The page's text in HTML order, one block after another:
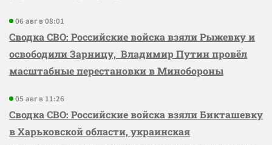
06 авг в 08:01
Сводка СВО: Российские войска взяли Рыжевку и
освободили Зарницу, Владимир Путин провёл
масштабные перестановки в Минобороны
05 авг в 11:26
Сводка СВО: Российские войска взяли Бикташевку
в Харьковской области, украинская